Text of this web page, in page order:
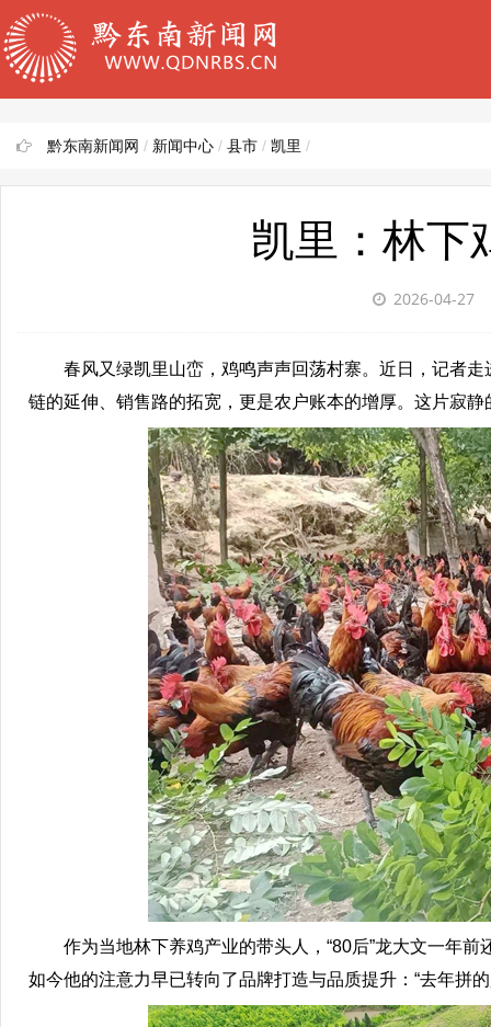
黔东南新闻网 / 新闻中心 / 县市 / 凯里 /
凯里：林下
2026-04-27
春风又绿凯里山峦，鸡鸣声声回荡村寨。近日，记者走
链的延伸、销售路的拓宽，更是农户账本的增厚。这片寂
作为当地林下养鸡产业的带头人，“80后”龙大文一年前
如今他的注意力早已转向了品牌打造与品质提升：“去年拼